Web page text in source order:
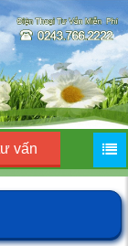
vấn